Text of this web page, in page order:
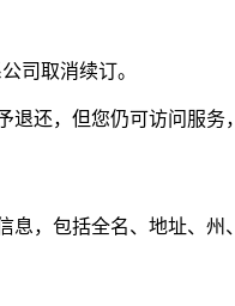
司取消续订。
还，但您仍可访问服务
息，包括全名、地址、州